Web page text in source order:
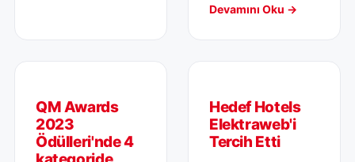
Devamını Oku →
QM Awards
2023
Ödülleri'nde 4
Hedef Hotels
Elektraweb'i
Tercih Etti